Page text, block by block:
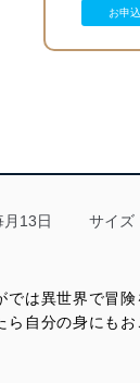
に倦怠期……？？
ミックス電子版コミッ
ト]
お申
13日 サイズ
は異世界で冒
自分の身にも